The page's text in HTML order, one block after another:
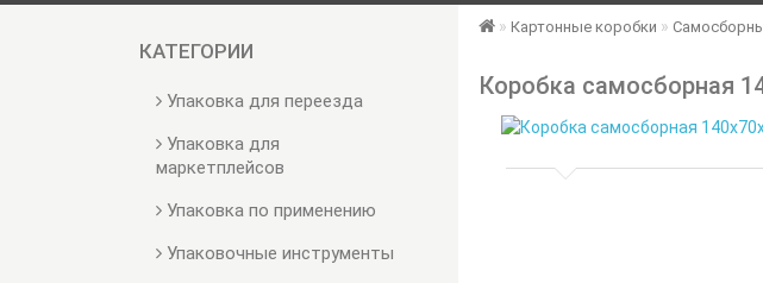
КАТЕГОРИИ
Упаковка для переезда
Упаковка для
маркетплейсов
Упаковка по применению
Упаковочные инструменты
Картонные коробки
Коробка самосборная